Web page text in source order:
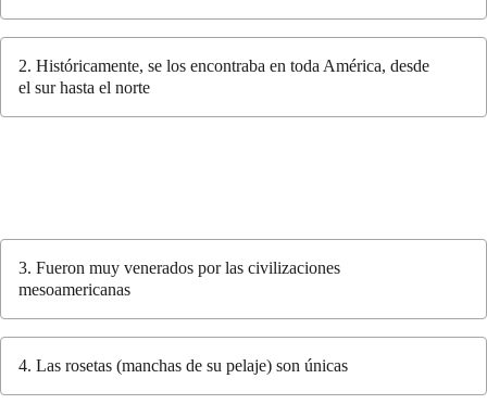
2. Históricamente, se los encontraba en toda América, desde
el sur hasta el norte
3. Fueron muy venerados por las civilizaciones
mesoamericanas
4. Las rosetas (manchas de su pelaje) son únicas